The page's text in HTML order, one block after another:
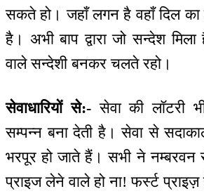
सकते हो। जहाँ लगन है वहाँ दिल का
है। अभी बाप द्वारा जो सन्देश
वाले सन्देशी बनकर चलते रहो।
सेवाधारियों से:-सेवा की लॉटरी
सम्पन्न बना देती है। सेवा से
भरपूर हो जाते हैं। सभी ने नम्बरवन
प्राइज लेने वाले हो ना! फर्स्ट